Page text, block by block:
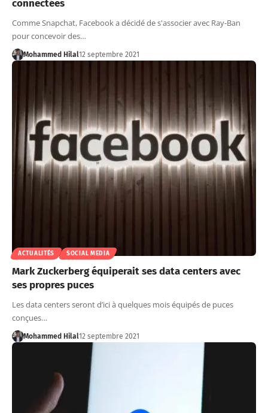
connectées
Comme Snapchat, Facebook a décidé de s'associer avec Ray-Ban
pour concevoir des…
Mohammed Hilal12 septembre 2021
ACTUALITÉS SOCIAL MEDIA
Mark Zuckerberg équiperait ses data centers avec
ses propres puces
Les data centers seront d’ici à quelques mois équipés de puces
conçues…
Mohammed Hilal12 septembre 2021